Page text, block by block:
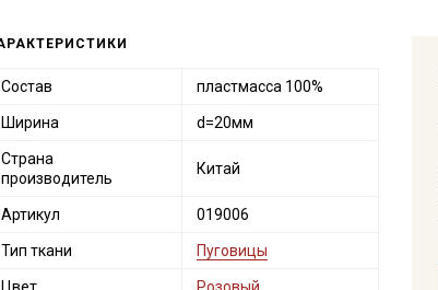
Состав пластмасса 100%
Ширина d=20мм
Страна
производитель
Китай
Артикул 019006
Тип ткани Пуговицы